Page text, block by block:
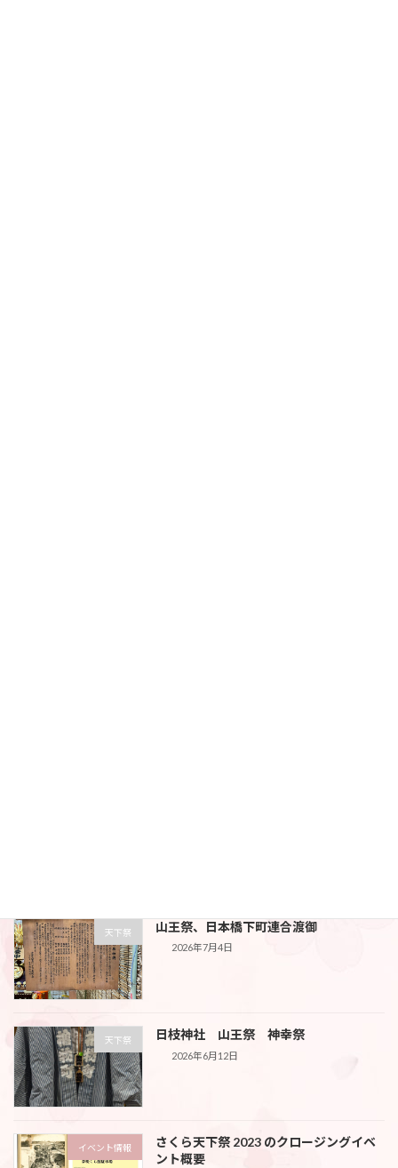
天下祭 山王祭、日本橋下町連合渡御
2026年7月4日
天下祭 日枝神社 山王祭 神幸祭
2026年6月12日
イベント情報
さくら天下祭 2023 のクロージングイベ
ント概要